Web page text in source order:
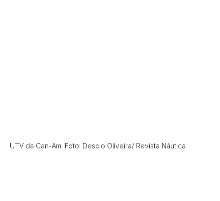
UTV da Can-Am. Foto: Descio Oliveira/ Revista Náutica